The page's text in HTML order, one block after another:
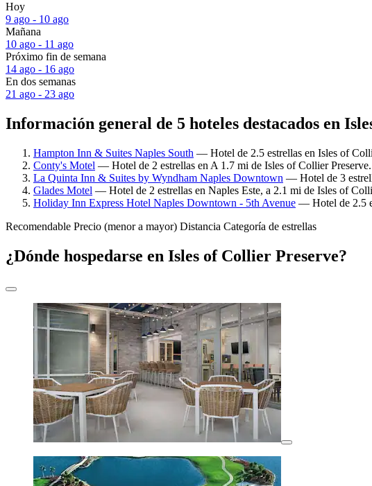
Hoy
9 ago - 10 ago
Mañana
10 ago - 11 ago
Próximo fin de semana
14 ago - 16 ago
En dos semanas
21 ago - 23 ago
Información general de 5 hoteles destacados en
Hampton Inn & Suites Naples South — Hotel de 2.5 estrellas en Isles of
Conty's Motel — Hotel de 2 estrellas en A 1.7 mi de Isles of Collier
La Quinta Inn & Suites by Wyndham Naples Downtown — Hotel de 3
Glades Motel — Hotel de 2 estrellas en Naples Este, a 2.1 mi de Isles of
Holiday Inn Express Hotel Naples Downtown - 5th Avenue — Hotel de 2.5
Recomendable Precio (menor a mayor) Distancia Categoría de estrellas
¿Dónde hospedarse en Isles of Collier Preserve?